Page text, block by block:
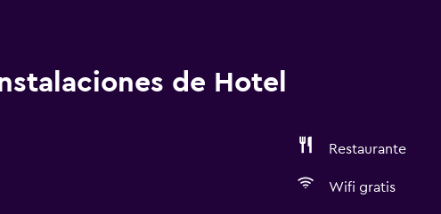
de Hotel
Restaurante
Wifi gratis